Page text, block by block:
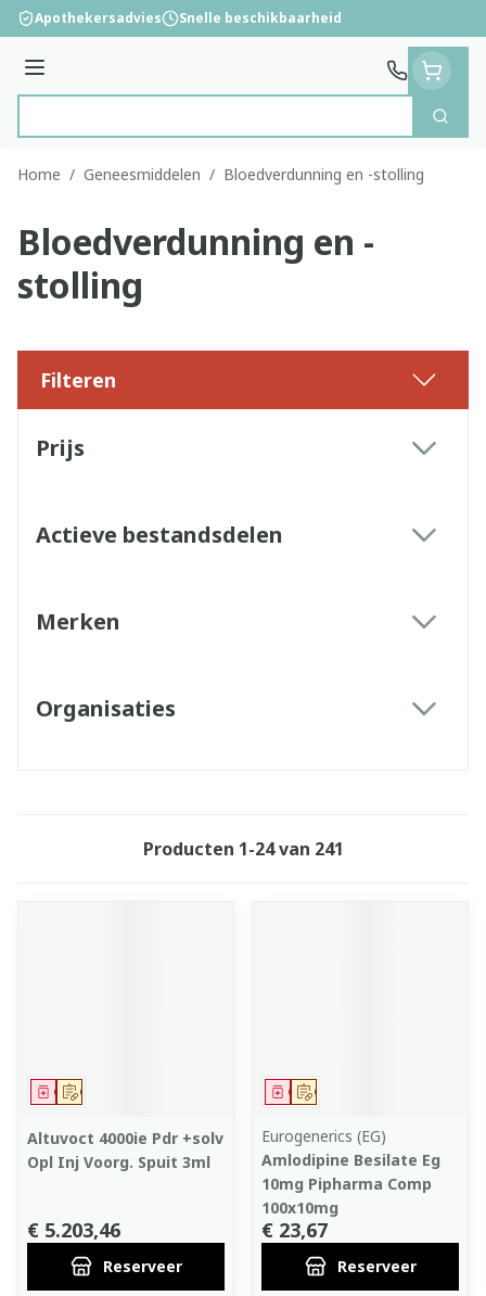
Ga naar de inhoud
Apothekersadvies Snelle beschikbaarheid
Menu
Zoek
Home / Geneesmiddelen / Bloedverdunning en -stolling
Bloedverdunning en -
stolling
Filteren
Prijs
Actieve bestandsdelen
Merken
Organisaties
Producten 1-24van 241
Op voorschrift
Geneesmiddel
Altuvoct 4000ie Pdr +solv
Opl Inj Voorg. Spuit 3ml
€ 5.203,46
Reserveer
Op voorschrift
Geneesmiddel
Eurogenerics (EG)
Amlodipine Besilate Eg
10mg Pipharma Comp
100x10mg
€ 23,67
Reserveer